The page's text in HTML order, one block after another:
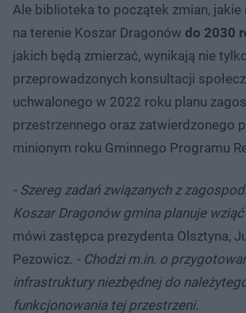
Ale biblioteka to początek zmian, jakie
na terenie Koszar Dragonów do 2030
jakich będą zmierzać, wynikają nie
przeprowadzonych konsultacji
uchwalonego w 2022 roku planu
przestrzennego oraz zatwierdzonego
minionym roku Gminnego Programu
- Szereg zadań związanych z
Koszar Dragonów gmina planuje
mówi zastępca prezydenta Olsztyna,
Pezowicz. - Chodzi m.in. o
infrastruktury niezbędnej do
funkcjonowania tej przestrzeni.